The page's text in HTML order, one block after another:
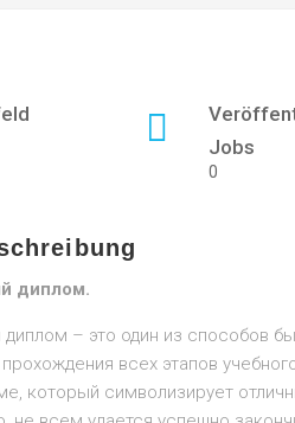
Jobs
0
диплом.
диплом – это один из способов
всех этапов
который символизирует